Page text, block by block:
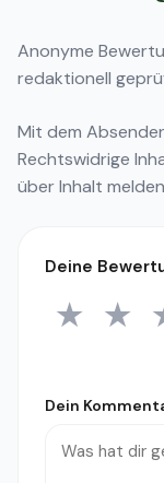
Anonyme
redaktionell
Mit dem
Rechtswidrige
überInhalt melden
Deine
1 Stern
★ 2
★
Dein